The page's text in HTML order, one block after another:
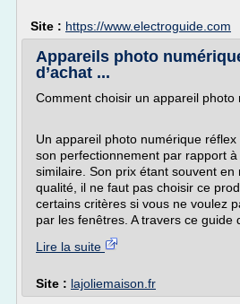
Site : https://www.electroguide.com
Appareils photo
d’achat ...
Comment choisir un appareil photo
Un appareil photo numérique
son perfectionnement par rapport
similaire. Son prix étant souvent en
qualité, il ne faut pas choisir ce
certains critères si vous ne voulez
par les fenêtres. A travers ce guide
Lire la suite
Site : lajoliemaison.fr